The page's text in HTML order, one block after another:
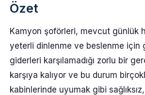
Özet
Kamyon şoförleri, mevcut günlük
yeterli dinlenme ve beslenme için
giderleri karşılamadığı zorlu bir
karşıya kalıyor ve bu durum
kabinlerinde uyumak gibi